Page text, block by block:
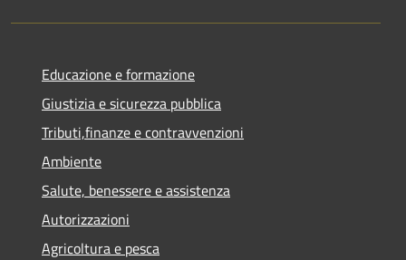
Educazione e formazione
Giustizia e sicurezza pubblica
Tributi,finanze e contravvenzioni
Ambiente
Salute, benessere e assistenza
Autorizzazioni
Agricoltura e pesca